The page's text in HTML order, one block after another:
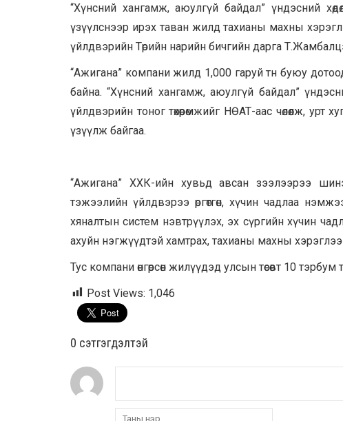
“Хүнсний хангамж, аюулгүй байдал” үндэсний
үзүүлснээр ирэх таван жилд тахианы махны
үйлдвэрийн Төрийн нарийн бичгийн дарга
“Ажигана” компани жилд 1,000 гаруй тн буюу
байна. “Хүнсний хангамж, аюулгүй байдал”
үйлдвэрийн тоног төхөөрөмжийг НӨАТ-аас чөлөөлж,
үзүүлж байгаа.
“Ажигана” ХХК-ийн хувьд авсан зээлээрээ шинэ
тэжээлийн үйлдвэрээ өргөтгөн, хүчин чадлаа
хяналтын систем нэвтрүүлэх, эх сүргийн хүчин
ахуйн нэгжүүдтэй хамтрах, тахианы махны
Тус компани өнгөрсөн жилүүдэд улсын төсөвт 10 тэрбум
Post Views: 1,046
0 cэтгэгдэлтэй